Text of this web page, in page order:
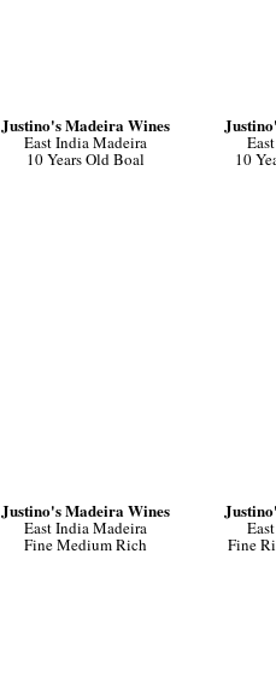
Justino's Madeira Wines
East India Madeira
10 Years Old Boal 10
Justino's Madeira Wines
East India Madeira
Fine Medium Rich Fine